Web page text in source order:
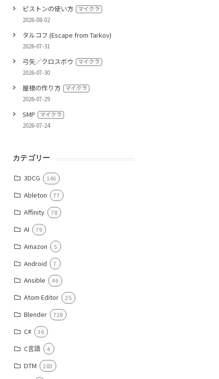
ピストンの使い方 マイクラ
2026-08-02
タルコフ (Escape from Tarkov)
2026-07-31
弓矢／クロスボウ マイクラ
2026-07-30
屋根の作り方 マイクラ
2026-07-29
SMP マイクラ
2026-07-24
カテゴリー
3DCG 146
Ableton 77
Affinity 78
AI 79
Amazon 5
Android 7
Ansible 46
Atom Editor 25
Blender 728
C# 36
C言語 4
DTM 283